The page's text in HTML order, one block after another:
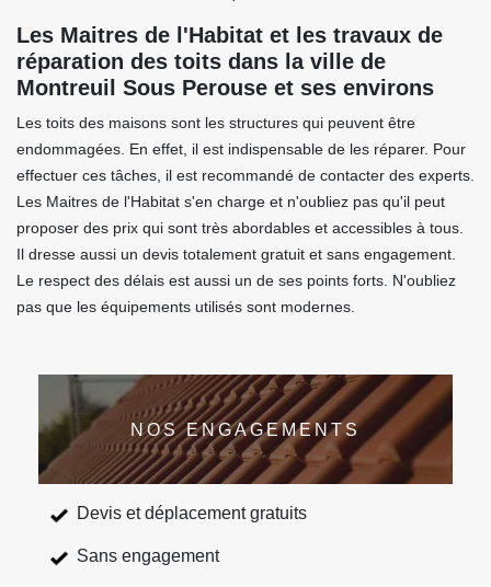
Les Maitres de l'Habitat et les travaux de
réparation des toits dans la ville de
Montreuil Sous Perouse et ses environs
Les toits des maisons sont les structures qui peuvent être
endommagées. En effet, il est indispensable de les réparer. Pour
effectuer ces tâches, il est recommandé de contacter des experts.
Les Maitres de l'Habitat s'en charge et n'oubliez pas qu'il peut
proposer des prix qui sont très abordables et accessibles à tous.
Il dresse aussi un devis totalement gratuit et sans engagement.
Le respect des délais est aussi un de ses points forts. N'oubliez
pas que les équipements utilisés sont modernes.
NOS ENGAGEMENTS
Devis et déplacement gratuits
Sans engagement